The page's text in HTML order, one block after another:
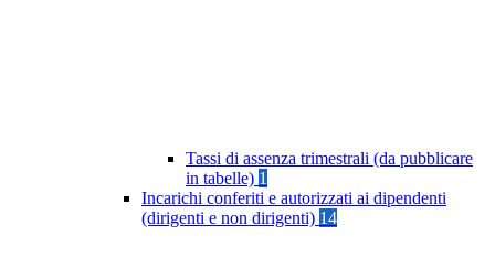
Tassi di assenza trimestrali (da pubblicare
in tabelle) 1
Incarichi conferiti e autorizzati ai dipendenti
(dirigenti e non dirigenti) 14